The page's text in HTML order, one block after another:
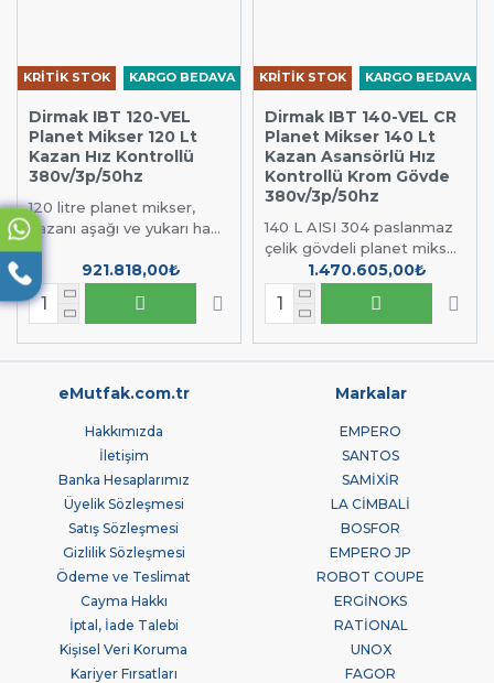
KARGO BEDAVA
KRİTİK STOK
Dirmak IBT 120-VEL
Planet Mikser 120 Lt
Kazan Hız Kontrollü
380v/3p/50hz
120 litre planet mikser,
kazanı aşağı ve yukarı ha...
921.818,00₺
KARGO BEDAVA
KRİTİK STOK
Dirmak IBT 140-VEL CR
Planet Mikser 140 Lt
Kazan Asansörlü Hız
Kontrollü Krom Gövde
380v/3p/50hz
140 L AISI 304 paslanmaz
çelik gövdeli planet miks...
1.470.605,00₺
eMutfak.com.tr
Hakkımızda
İletişim
Banka Hesaplarımız
Üyelik Sözleşmesi
Satış Sözleşmesi
Gizlilik Sözleşmesi
Ödeme ve Teslimat
Cayma Hakkı
İptal, İade Talebi
Kişisel Veri Koruma
Kariyer Fırsatları
Markalar
EMPERO
SANTOS
SAMİXİR
LA CİMBALİ
BOSFOR
EMPERO JP
ROBOT COUPE
ERGİNOKS
RATİONAL
UNOX
FAGOR